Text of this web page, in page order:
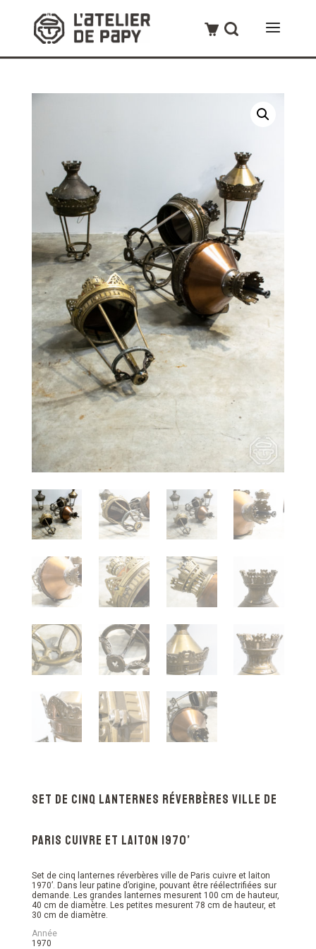
Set de cinq lanternes réverbères ville de
Paris cuivre et laiton 1970’
Set de cinq lanternes réverbères ville de Paris cuivre et laiton
1970’. Dans leur patine d’origine, pouvant être réélectrifiées sur
demande. Les grandes lanternes mesurent 100 cm de hauteur,
40 cm de diamètre. Les petites mesurent 78 cm de hauteur, et
30 cm de diamètre.
Année
1970